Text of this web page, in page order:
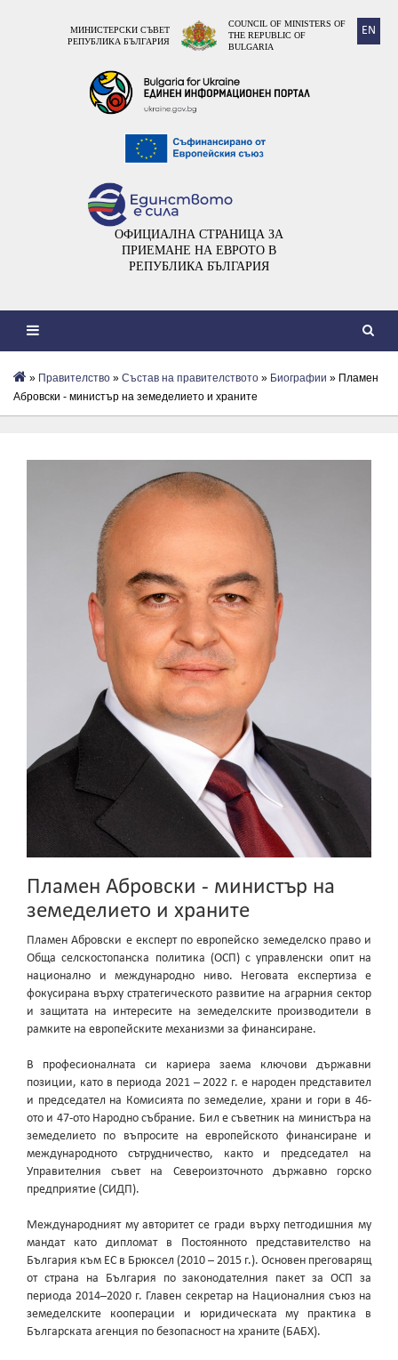
EN
МИНИСТЕРСКИ СЪВЕТ
РЕПУБЛИКА БЪЛГАРИЯ
COUNCIL OF MINISTERS OF
THE REPUBLIC OF
BULGARIA
ОФИЦИАЛНА СТРАНИЦА ЗА
ПРИЕМАНЕ НА ЕВРОТО В
РЕПУБЛИКА БЪЛГАРИЯ
» Правителство » Състав на правителството » Биографии » Пламен
Абровски - министър на земеделието и храните
Пламен Абровски - министър на
земеделието и храните
Пламен Абровски е експерт по европейско земеделско право и
Обща селскостопанска политика (ОСП) с управленски опит на
национално и международно ниво. Неговата експертиза е
фокусирана върху стратегическото развитие на аграрния сектор
и защитата на интересите на земеделските производители в
рамките на европейските механизми за финансиране.
В професионалната си кариера заема ключови държавни
позиции, като в периода 2021 – 2022 г. е народен представител
и председател на Комисията по земеделие, храни и гори в 46-
ото и 47-ото Народно събрание. Бил е съветник на министъра на
земеделието по въпросите на европейското финансиране и
международното сътрудничество, както и председател на
Управителния съвет на Североизточното държавно горско
предприятие (СИДП).
Международният му авторитет се гради върху петгодишния му
мандат като дипломат в Постоянното представителство на
България към ЕС в Брюксел (2010 – 2015 г.). Основен преговарящ
от страна на България по законодателния пакет за ОСП за
периода 2014–2020 г. Главен секретар на Националния съюз на
земеделските кооперации и юридическата му практика в
Българската агенция по безопасност на храните (БАБХ).